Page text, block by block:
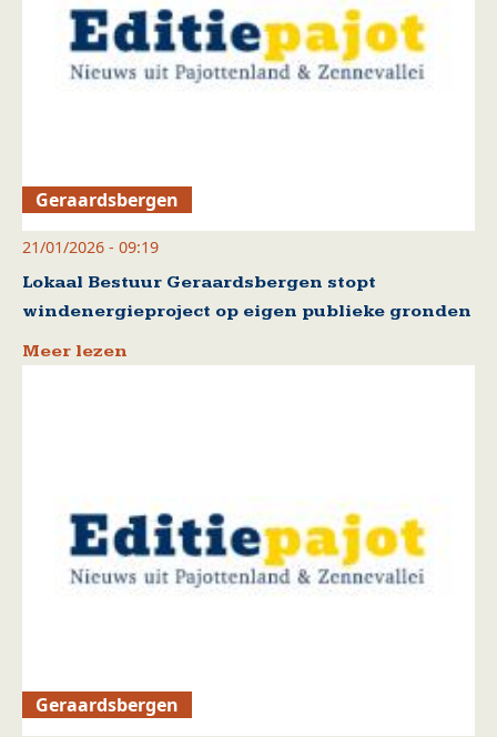
Geraardsbergen
21/01/2026 - 09:19
Lokaal Bestuur Geraardsbergen stopt
windenergieproject op eigen publieke gronden
Meer lezen
Geraardsbergen